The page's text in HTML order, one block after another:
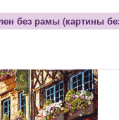
без рамы (картины